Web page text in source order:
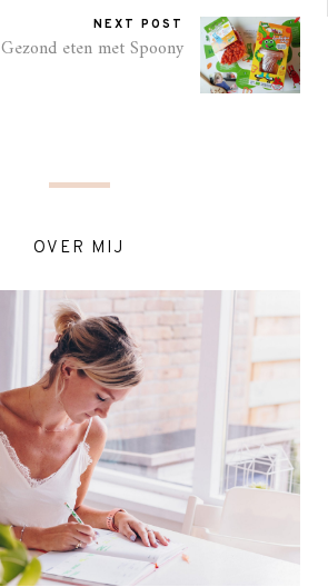
NEXT POST
Gezond eten met Spoony
OVER MIJ